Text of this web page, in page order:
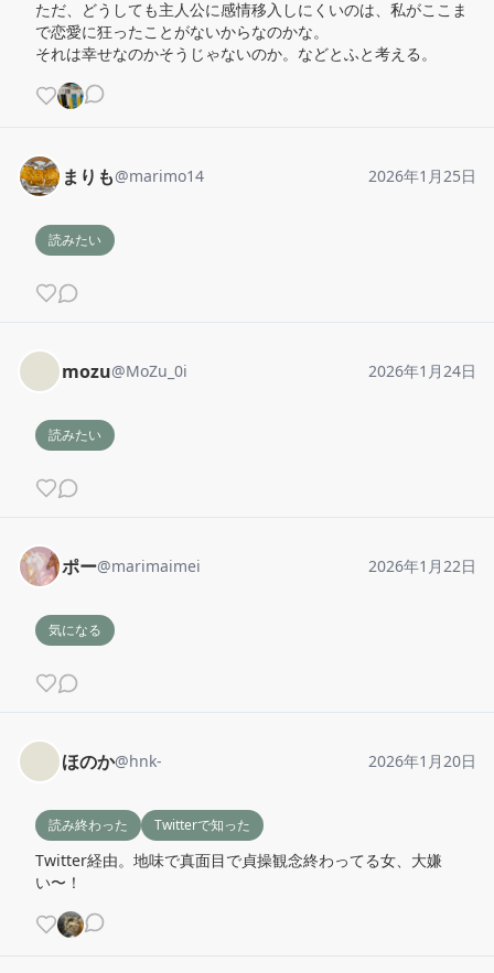
ただ、どうしても主人公に感情移入しにくいのは、私がここま
で恋愛に狂ったことがないからなのかな。
それは幸せなのかそうじゃないのか。などとふと考える。
まりも@marimo14 2026年1月25日
読みたい
mozu@MoZu_0i 2026年1月24日
読みたい
ポー@marimaimei 2026年1月22日
気になる
ほのか@hnk- 2026年1月20日
読み終わった Twitterで知った
Twitter経由。地味で真面目で貞操観念終わってる女、大嫌
い〜！